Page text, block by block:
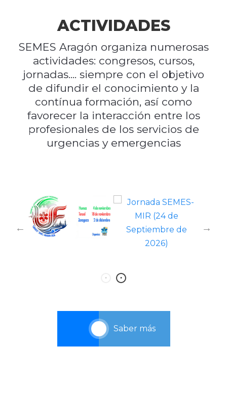
ACTIVIDADES
SEMES Aragón organiza numerosas
actividades: congresos, cursos,
jornadas.... siempre con el objetivo
de difundir el conocimiento y la
contínua formación, así como
favorecer la interacción entre los
profesionales de los servicios de
urgencias y emergencias
Saber más